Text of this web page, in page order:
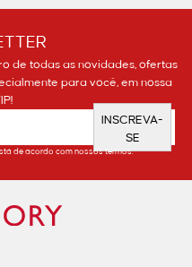
de todas as novidades, ofertas
para você, em nossa
INSCREVA-
SE
de acordo com nossos termos.